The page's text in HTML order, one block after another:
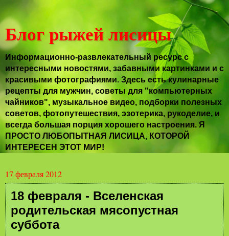
Блог рыжей лисицы
Информационно-развлекательный ресурс с
интересными новостями, забавными картинками и с
красивыми фотографиями. Здесь есть кулинарные
рецепты для мужчин, советы для "компьютерных
чайников", музыкальное видео, подборки полезных
советов, фотопутешествия, эзотерика, рукоделие, и
всегда большая порция хорошего настроения. Я
ПРОСТО ЛЮБОПЫТНАЯ ЛИСИЦА, КОТОРОЙ
ИНТЕРЕСЕН ЭТОТ МИР!
17 февраля 2012
18 февраля - Вселенская
родительская мясопустная
суббота